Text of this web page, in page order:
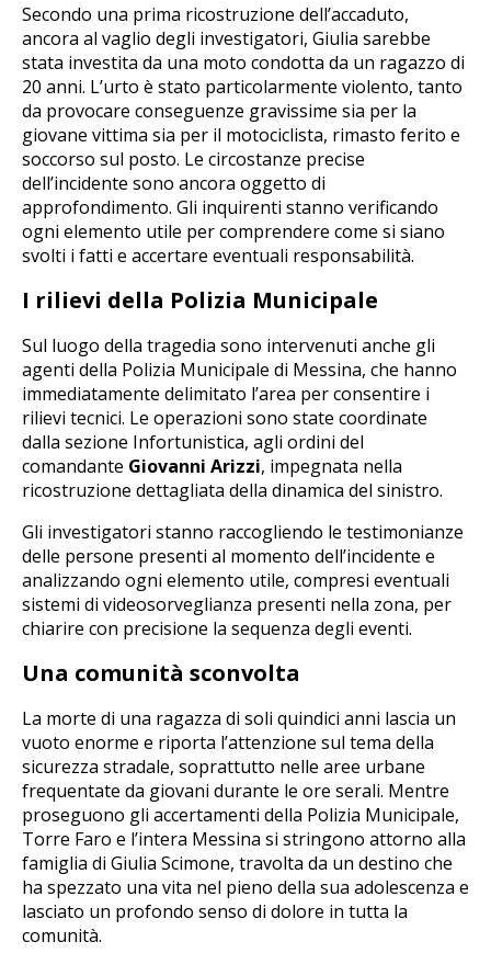
Secondo una prima ricostruzione dell’accaduto,
ancora al vaglio degli investigatori, Giulia sarebbe
stata investita da una moto condotta da un ragazzo di
20 anni. L’urto è stato particolarmente violento, tanto
da provocare conseguenze gravissime sia per la
giovane vittima sia per il motociclista, rimasto ferito e
soccorso sul posto. Le circostanze precise
dell’incidente sono ancora oggetto di
approfondimento. Gli inquirenti stanno verificando
ogni elemento utile per comprendere come si siano
svolti i fatti e accertare eventuali responsabilità.
I rilievi della Polizia Municipale
Sul luogo della tragedia sono intervenuti anche gli
agenti della Polizia Municipale di Messina, che hanno
immediatamente delimitato l’area per consentire i
rilievi tecnici. Le operazioni sono state coordinate
dalla sezione Infortunistica, agli ordini del
comandante Giovanni Arizzi, impegnata nella
ricostruzione dettagliata della dinamica del sinistro.
Gli investigatori stanno raccogliendo le testimonianze
delle persone presenti al momento dell’incidente e
analizzando ogni elemento utile, compresi eventuali
sistemi di videosorveglianza presenti nella zona, per
chiarire con precisione la sequenza degli eventi.
Una comunità sconvolta
La morte di una ragazza di soli quindici anni lascia un
vuoto enorme e riporta l’attenzione sul tema della
sicurezza stradale, soprattutto nelle aree urbane
frequentate da giovani durante le ore serali. Mentre
proseguono gli accertamenti della Polizia Municipale,
Torre Faro e l’intera Messina si stringono attorno alla
famiglia di Giulia Scimone, travolta da un destino che
ha spezzato una vita nel pieno della sua adolescenza e
lasciato un profondo senso di dolore in tutta la
comunità.